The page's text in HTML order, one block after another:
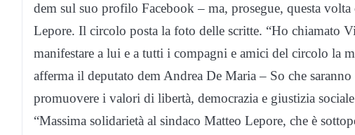
dem sul suo profilo Facebook – ma, prosegue, questa
Lepore. Il circolo posta la foto delle scritte. “Ho chiamato
manifestare a lui e a tutti i compagni e amici del circolo la
afferma il deputato dem Andrea De Maria – So che
promuovere i valori di libertà, democrazia e giustizia
“Massima solidarietà al sindaco Matteo Lepore, che è